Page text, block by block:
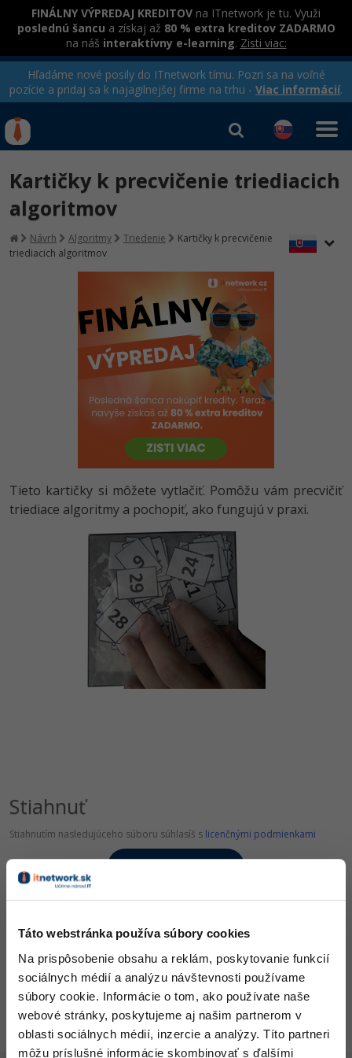
Táto webstránka používa súbory cookies
Na prispôsobenie obsahu a reklám, poskytovanie funkcií
sociálnych médií a analýzu návštevnosti používame
súbory cookie. Informácie o tom, ako používate naše
webové stránky, poskytujeme aj našim partnerom v
oblasti sociálnych médií, inzercie a analýzy. Títo partneri
môžu príslušné informácie skombinovať s ďalšími
FINÁLNY VÝPREDAJ KREDITOV na ITnetwork je tu. Využi
poslednú šancu a získaj až 80 % extra kreditov ZADARMO
na náš interaktívny e-learning. Zisti viac:
Hľadáme nové posily do ITnetwork tímu. Pozri sa na voľné
pozície a pridaj sa k najagilnejšej firme na trhu - Viac informácií.
Rekvalifikačné kurzy
hradené úradom práce
IT e-learning
Kurzy programovania
Ako začať?
C# .NET -80%
Python -80%
JavaScript -80%
C++
Swift -80%
Kotlin -80%
Céčko -80%
VB.NET
Pre deti
Fórum
Kurzy e-commerce
Testovanie softvéru
Marketing -30%
WordPress
Kurzy dizajnu
HTML/CSS -80%
Photoshop -80%
Príbehy absolventov
Blog
Prihlásiť sa|Registrovať
Kartičky k precvičenie triediacich
algoritmov
Návrh Algoritmy Triedenie
Kartičky k precvičenie
triediacich algoritmov
Tieto kartičky si môžete vytlačiť. Pomôžu vám precvičiť
triediace algoritmy a pochopiť, ako fungujú v praxi.
Stiahnuť
Stiahnutím nasledujúceho súboru súhlasíš s licenčnými podmienkami
Stiahnuté 1905x (10.64 kB)
Všetky články v sekcii
Triediace / radiacej algoritmy